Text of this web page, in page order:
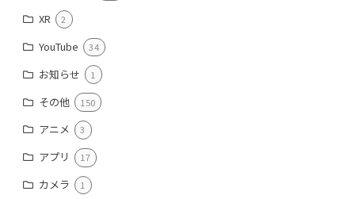
XR 2
YouTube 34
お知らせ 1
その他 150
アニメ 3
アプリ 17
カメラ 1